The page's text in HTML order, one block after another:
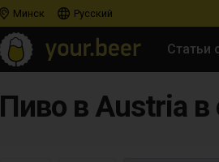
Минск Русский
Статьи
Пиво в Austria в